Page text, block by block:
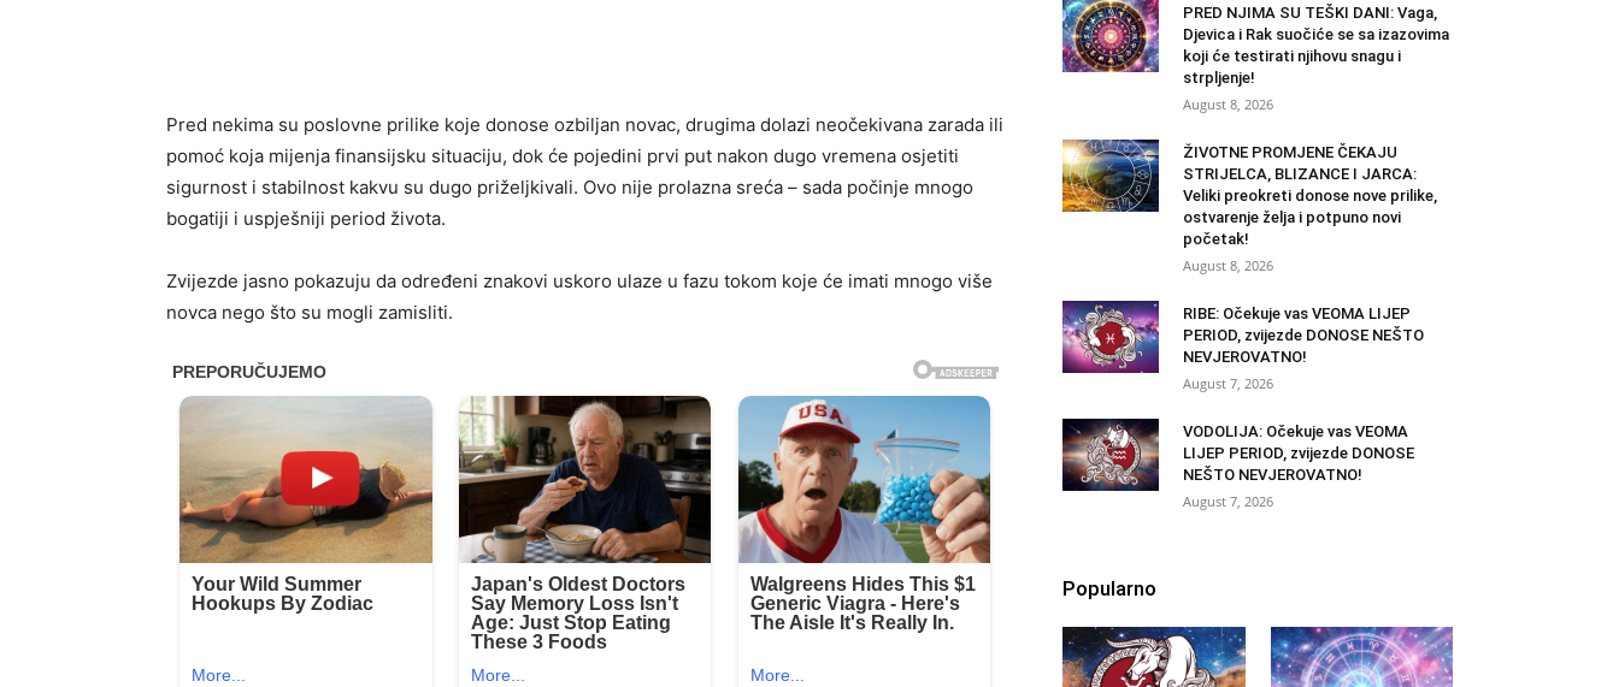
Pred nekima su poslovne prilike koje donose ozbiljan novac, drugima dolazi neočekivana zarada ili
pomoć koja mijenja finansijsku situaciju, dok će pojedini prvi put nakon dugo vremena osjetiti
sigurnost i stabilnost kakvu su dugo priželjkivali. Ovo nije prolazna sreća – sada počinje mnogo
bogatiji i uspješniji period života.
Zvijezde jasno pokazuju da određeni znakovi uskoro ulaze u fazu tokom koje će imati mnogo više
novca nego što su mogli zamisliti.
PRED NJIMA SU TEŠKI DANI: Vaga,
Djevica i Rak suočiće se sa izazovima
koji će testirati njihovu snagu i
strpljenje!
August 8, 2026
ŽIVOTNE PROMJENE ČEKAJU
STRIJELCA, BLIZANCE I JARCA:
Veliki preokreti donose nove prilike,
ostvarenje želja i potpuno novi
početak!
August 8, 2026
RIBE: Očekuje vas VEOMA LIJEP
PERIOD, zvijezde DONOSE NEŠTO
NEVJEROVATNO!
August 7, 2026
VODOLIJA: Očekuje vas VEOMA
LIJEP PERIOD, zvijezde DONOSE
NEŠTO NEVJEROVATNO!
August 7, 2026
Popularno